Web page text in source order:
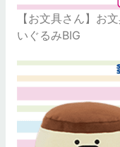
【お文具さん】お
いぐるみBIG